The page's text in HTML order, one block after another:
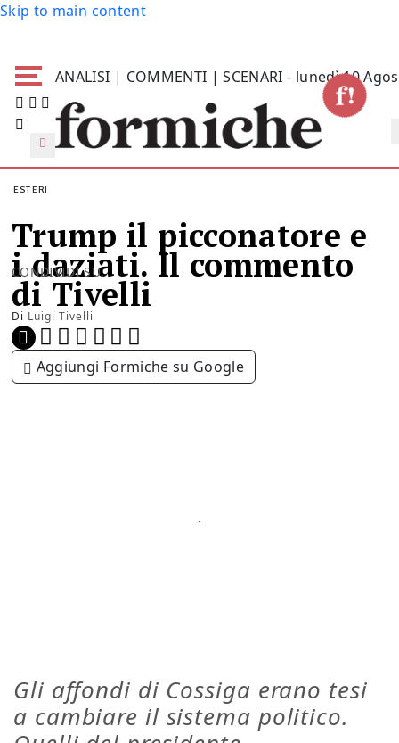
Skip to main content
ANALISI | COMMENTI | SCENARI - lunedì 10
ESTERI
Trump il picconatore e
i daziati. Il commento
di Tivelli
Di Luigi Tivelli
CONDIVIDI SU:
Aggiungi Formiche su Google
Gli affondi di Cossiga erano tesi
a cambiare il sistema politico.